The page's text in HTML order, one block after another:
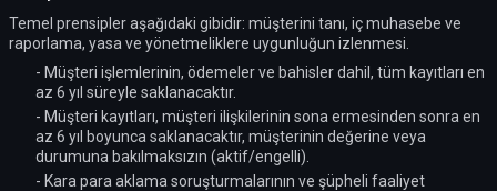
Temel prensipler aşağıdaki gibidir: müşterini tanı, iç muhasebe ve
raporlama, yasa ve yönetmeliklere uygunluğun izlenmesi.
- Müşteri işlemlerinin, ödemeler ve bahisler dahil, tüm kayıtları en
az 6 yıl süreyle saklanacaktır.
- Müşteri kayıtları, müşteri ilişkilerinin sona ermesinden sonra en
az 6 yıl boyunca saklanacaktır, müşterinin değerine veya
durumuna bakılmaksızın (aktif/engelli).
- Kara para aklama soruşturmalarının ve şüpheli faaliyet